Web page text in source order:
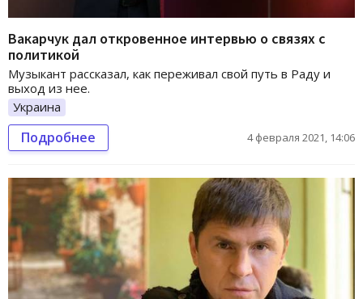
Вакарчук дал откровенное интервью о связях с
политикой
Музыкант рассказал, как переживал свой путь в Раду и
выход из нее.
Украина
Подробнее 4 февраля 2021, 14:06